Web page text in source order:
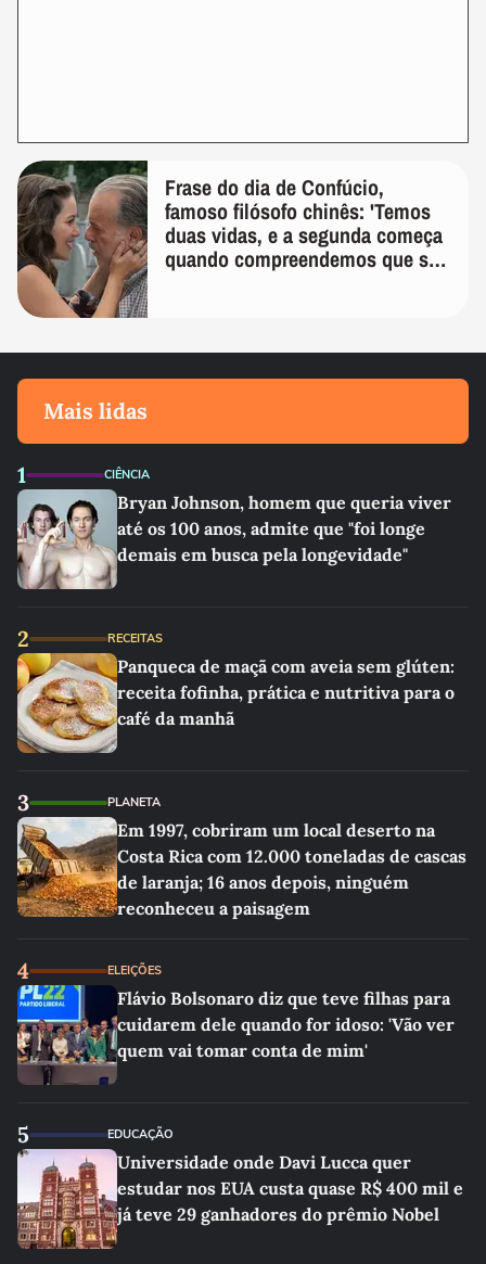
Frase do dia de Confúcio,
famoso filósofo chinês: 'Temos
duas vidas, e a segunda começa
quando compreendemos que só
Mais lidas
1 CIÊNCIA
Bryan Johnson, homem que queria viver
até os 100 anos, admite que "foi longe
demais em busca pela longevidade"
2 RECEITAS
Panqueca de maçã com aveia sem glúten:
receita fofinha, prática e nutritiva para o
café da manhã
3 PLANETA
Em 1997, cobriram um local deserto na
Costa Rica com 12.000 toneladas de cascas
de laranja; 16 anos depois, ninguém
reconheceu a paisagem
4 ELEIÇÕES
Flávio Bolsonaro diz que teve filhas para
cuidarem dele quando for idoso: 'Vão ver
quem vai tomar conta de mim'
5 EDUCAÇÃO
Universidade onde Davi Lucca quer
estudar nos EUA custa quase R$ 400 mil e
já teve 29 ganhadores do prêmio Nobel